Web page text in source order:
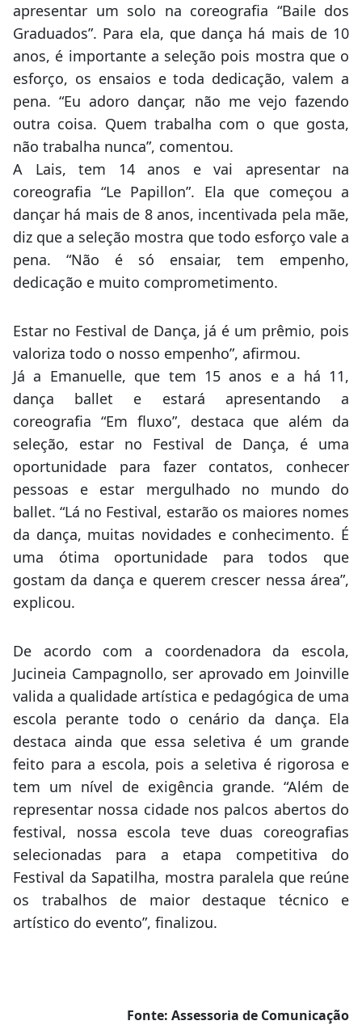
apresentar um solo na coreografia “Baile dos
Graduados”. Para ela, que dança há mais de 10
anos, é importante a seleção pois mostra que o
esforço, os ensaios e toda dedicação, valem a
pena. “Eu adoro dançar, não me vejo fazendo
outra coisa. Quem trabalha com o que gosta,
não trabalha nunca”, comentou.
A Lais, tem 14 anos e vai apresentar na
coreografia “Le Papillon”. Ela que começou a
dançar há mais de 8 anos, incentivada pela mãe,
diz que a seleção mostra que todo esforço vale a
pena. “Não é só ensaiar, tem empenho,
dedicação e muito comprometimento.
Estar no Festival de Dança, já é um prêmio, pois
valoriza todo o nosso empenho”, afirmou.
Já a Emanuelle, que tem 15 anos e a há 11,
dança ballet e estará apresentando a
coreografia “Em fluxo”, destaca que além da
seleção, estar no Festival de Dança, é uma
oportunidade para fazer contatos, conhecer
pessoas e estar mergulhado no mundo do
ballet. “Lá no Festival, estarão os maiores nomes
da dança, muitas novidades e conhecimento. É
uma ótima oportunidade para todos que
gostam da dança e querem crescer nessa área”,
explicou.
De acordo com a coordenadora da escola,
Jucineia Campagnollo, ser aprovado em Joinville
valida a qualidade artística e pedagógica de uma
escola perante todo o cenário da dança. Ela
destaca ainda que essa seletiva é um grande
feito para a escola, pois a seletiva é rigorosa e
tem um nível de exigência grande. “Além de
representar nossa cidade nos palcos abertos do
festival, nossa escola teve duas coreografias
selecionadas para a etapa competitiva do
Festival da Sapatilha, mostra paralela que reúne
os trabalhos de maior destaque técnico e
artístico do evento”, finalizou.
Fonte: Assessoria de Comunicação